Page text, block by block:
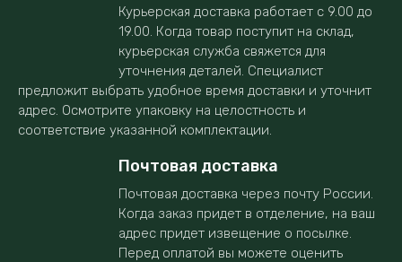
Курьерская доставка работает с 9.00 до
19.00. Когда товар поступит на склад,
курьерская служба свяжется для
уточнения деталей. Специалист
предложит выбрать удобное время доставки и уточнит
адрес. Осмотрите упаковку на целостность и
соответствие указанной комплектации.
Почтовая доставка
Почтовая доставка через почту России.
Когда заказ придет в отделение, на ваш
адрес придет извещение о посылке.
Перед оплатой вы можете оценить